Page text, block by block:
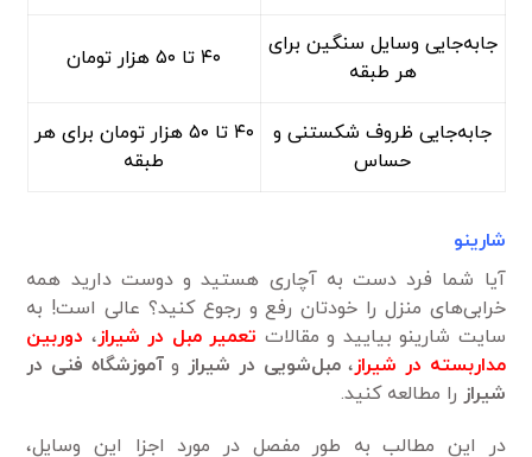
جابه‌جایی وسایل سنگین برای
هر طبقه
۴۰ تا ۵۰ هزار تومان
جابه‌جایی ظروف شکستنی و
حساس
۴۰ تا ۵۰ هزار تومان برای هر
طبقه
شارینو
آیا شما فرد دست به آچاری هستید و دوست دارید همه
خرابی‌های منزل را خودتان رفع و رجوع کنید؟ عالی است! به
سایت شارینو بیایید و مقالات تعمیر مبل در شیراز، دوربین
مداربسته در شیراز،مبل‌شویی در شیرازوآموزشگاه فنی در
شیراز را مطالعه کنید.
در این مطالب به طور مفصل در مورد اجزا این وسایل،